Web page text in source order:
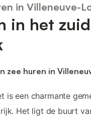
in Villeneuve-
in het
zee huren in
is een charmante
Het ligt de buurt